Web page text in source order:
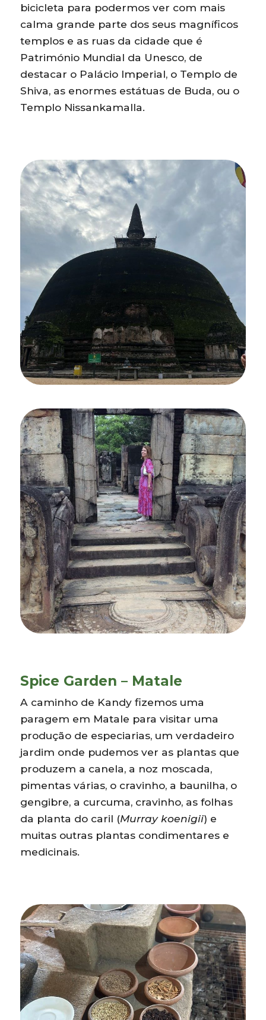
bicicleta para podermos ver com mais
calma grande parte dos seus magníficos
templos e as ruas da cidade que é
Património Mundial da Unesco, de
destacar o Palácio Imperial, o Templo de
Shiva, as enormes estátuas de Buda, ou o
Templo Nissankamalla.
Spice Garden – Matale
A caminho de Kandy fizemos uma
paragem em Matale para visitar uma
produção de especiarias, um verdadeiro
jardim onde pudemos ver as plantas que
produzem a canela, a noz moscada,
pimentas várias, o cravinho, a baunilha, o
gengibre, a curcuma, cravinho, as folhas
da planta do caril (Murray koenigii) e
muitas outras plantas condimentares e
medicinais.